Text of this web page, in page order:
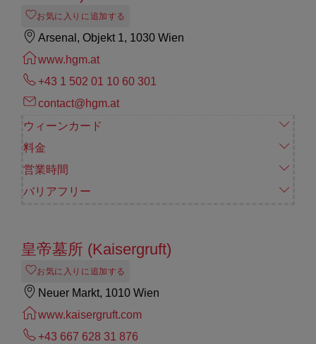
お気に入りに追加する
Arsenal, Objekt 1, 1030 Wien
www.hgm.at
+43 1 502 01 10 60 301
contact@hgm.at
ウィーンカード
料金
営業時間
バリアフリー
皇帝墓所 (Kaisergruft)
お気に入りに追加する
Neuer Markt, 1010 Wien
www.kaisergruft.com
+43 667 628 31 876